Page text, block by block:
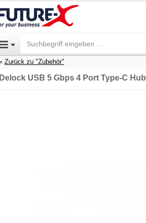
Zurück zu "Zubehör"
Delock USB 5 Gbps 4 Port Type-C